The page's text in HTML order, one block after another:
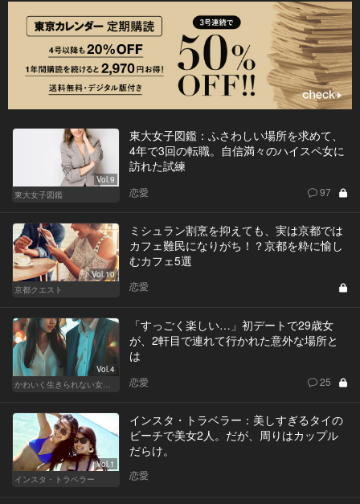
Vol.9
東大女子図鑑
東大女子図鑑：ふさわしい場所を求めて、
4年で3回の転職。自信満々のハイスペ女に
訪れた試練
恋愛 97
Vol.10
京都クエスト
ミシュラン割烹を抑えても、実は京都では
カフェ難民になりがち！？京都を粋に愉し
むカフェ5選
恋愛
Vol.4
かわいく生きられない女たち
「すっごく楽しい…」初デートで29歳女
が、2軒目で連れて行かれた意外な場所と
は
恋愛 25
Vol.1
インスタ・トラベラー
インスタ・トラベラー：美しすぎるタイの
ビーチで美女2人。だが、周りはカップル
だらけ。
恋愛